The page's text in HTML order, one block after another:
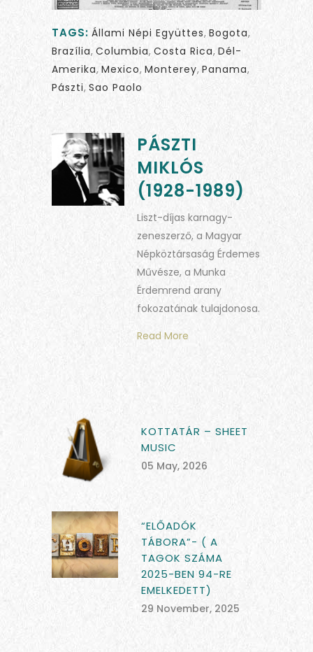
TAGS: Állami Népi Együttes, Bogota,
Brazília, Columbia, Costa Rica, Dél-
Amerika, Mexico, Monterey, Panama,
Pászti, Sao Paolo
PÁSZTI
MIKLÓS
(1928-1989)
Liszt-díjas karnagy-
zeneszerző, a Magyar
Népköztársaság Érdemes
Művésze, a Munka
Érdemrend arany
fokozatának tulajdonosa.
Read More
KOTTATÁR – SHEET
MUSIC
05 May, 2026
“ELŐADÓK
TÁBORA”- ( A
TAGOK SZÁMA
2025-BEN 94-RE
EMELKEDETT)
29 November, 2025